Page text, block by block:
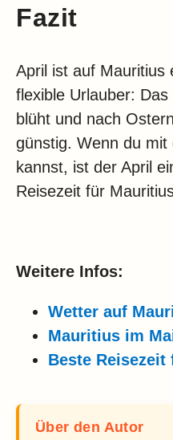
Fazit
April ist auf Mauritius
flexible Urlauber:
blüht und nach
günstig. Wenn du mit
kannst, ist der April
Reisezeit für
Weitere Infos:
Wetter auf
Mauritius im
Beste
Über den Autor